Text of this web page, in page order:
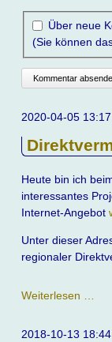
Über neue
(Sie können
Kommentar
2020-04-05 13:17
Heute bin ich
interessantes
Internet-Angebot
Unter dieser
regionaler
Weiterlesen …
2018-10-13 18:44